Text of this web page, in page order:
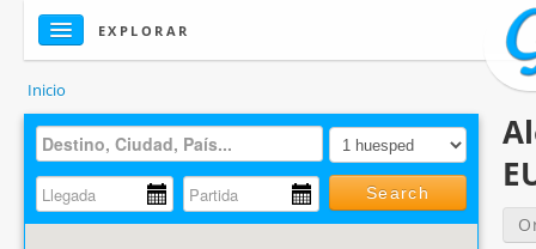
EXPLORAR
Inicio
Search